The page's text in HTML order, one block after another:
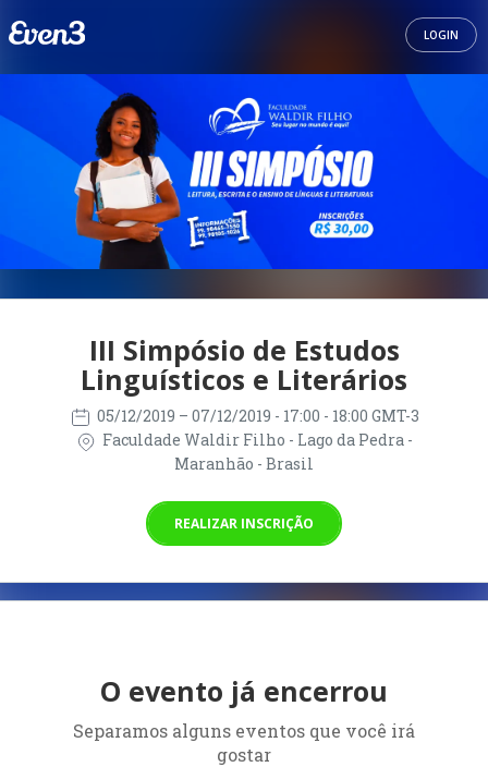
LOGIN
III Simpósio de Estudos
Linguísticos e Literários
05/12/2019 – 07/12/2019 - 17:00 - 18:00 GMT-3
Faculdade Waldir Filho - Lago da Pedra -
Maranhão - Brasil
REALIZAR INSCRIÇÃO
O evento já encerrou
Separamos alguns eventos que você irá
gostar